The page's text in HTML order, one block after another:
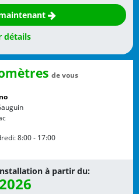
détails
de vous
8:00 - 17:00
à partir du: